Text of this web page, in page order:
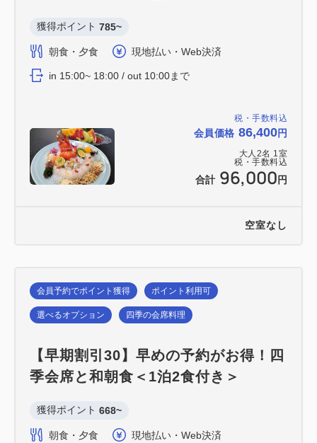
税・手数料込
会員価格 86,400円
大人 2名 1 室
税・手数料込
合計 96,000 円
獲得ポイント 785~
朝食・夕食 現地払い・Web決済
in 15:00~ 18:00 / out 10:00まで
空室なし
会員予約でポイント獲得 ポイント利用可
選べるオプション 四季の会席料理
【早期割引30】早めの予約がお得！四
季会席と和朝食＜1泊2食付き＞
獲得ポイント 668~
朝食・夕食 現地払い・Web決済